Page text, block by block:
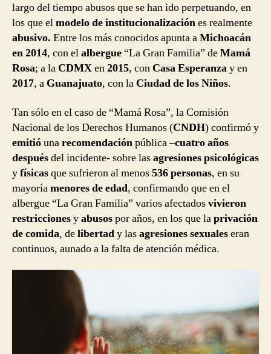
largo del tiempo abusos que se han ido perpetuando, en
los que elmodelo de institucionalizaciónes realmente
abusivo. Entre los más conocidos apunta aMichoacán
en 2014, con elalbergue“La Gran Familia” deMamá
Rosa; a la CDMXen2015, con Casa Esperanzay en
2017, a Guanajuato, con la Ciudad de los Niños.
Tan sólo en el caso de “Mamá Rosa”, la Comisión
Nacional de los Derechos Humanos (CNDH) confirmó y
emitióunarecomendaciónpública –cuatro años
despuésdel incidente- sobre lasagresiones psicológicas
yfísicasque sufrieron al menos536 personas, en su
mayoríamenores de edad, confirmando que en el
albergue “La Gran Familia” varios afectadosvivieron
restriccionesyabusospor años, en los que laprivación
de comida, delibertady lasagresiones sexualeseran
continuos, aunado a la falta de atención médica.